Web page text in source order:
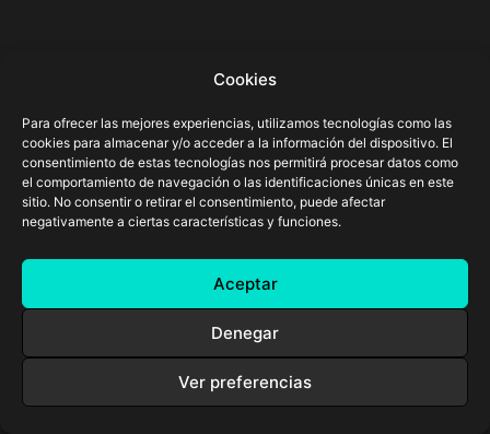
Cookies
Para ofrecer las mejores experiencias, utilizamos tecnologías como las
cookies para almacenar y/o acceder a la información del dispositivo. El
consentimiento de estas tecnologías nos permitirá procesar datos como
el comportamiento de navegación o las identificaciones únicas en este
sitio. No consentir o retirar el consentimiento, puede afectar
negativamente a ciertas características y funciones.
Aceptar
Denegar
Ver preferencias